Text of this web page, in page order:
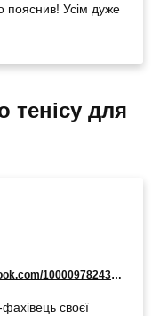
пояснив! Усім дуже
тенісу для
https://www.facebook.com/100009782433530
своєї